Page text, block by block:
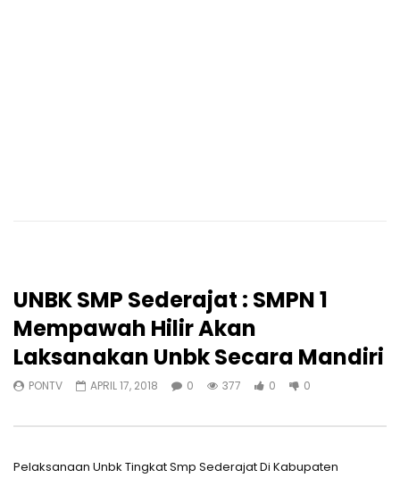
UNBK SMP Sederajat : SMPN 1
Mempawah Hilir Akan
Laksanakan Unbk Secara Mandiri
PONTV APRIL 17, 2018 0 377 0 0
Pelaksanaan Unbk Tingkat Smp Sederajat Di Kabupaten